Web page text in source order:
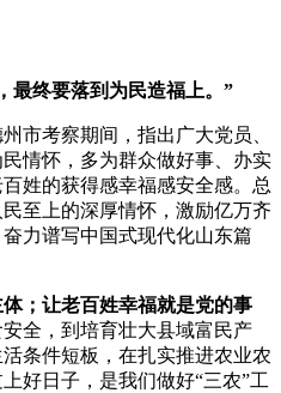
最终要落到为民造福上。”
考察期间，指出广大党员、
情怀，多为群众做好事、办实
姓的获得感幸福感安全感。总
至上的深厚情怀，激励亿万齐
力谱写中国式现代化山东篇
；让老百姓幸福就是党的事
全，到培育壮大县域富民产
条件短板，在扎实推进农业农
好日子，是我们做好“三农”工